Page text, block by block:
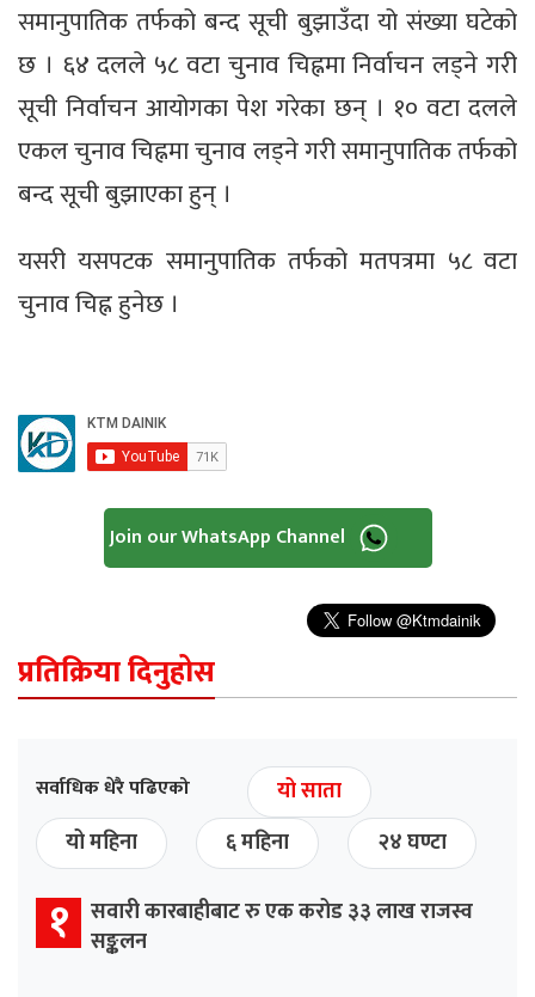
समानुपातिक तर्फको बन्द सूची बुझाउँदा यो संख्या घटेको
छ । ६४ दलले ५८ वटा चुनाव चिह्नमा निर्वाचन लड्ने गरी
सूची निर्वाचन आयोगका पेश गरेका छन् । १० वटा दलले
एकल चुनाव चिह्नमा चुनाव लड्ने गरी समानुपातिक तर्फको
बन्द सूची बुझाएका हुन् ।
यसरी यसपटक समानुपातिक तर्फको मतपत्रमा ५८ वटा
चुनाव चिह्न हुनेछ ।
Join our WhatsApp Channel
प्रतिक्रिया दिनुहोस
सर्वाधिक धेरै पढिएको
यो साता
यो महिना
६ महिना २४ घण्टा
१ सवारी कारबाहीबाट रु एक करोड ३३ लाख राजस्व
सङ्कलन